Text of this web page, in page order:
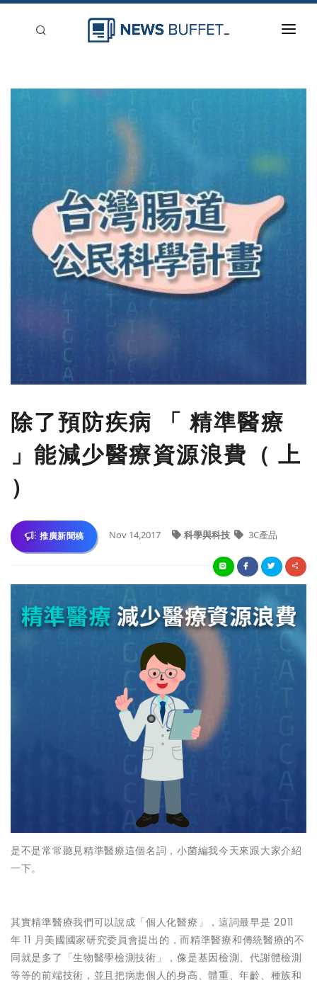
除了預防疾病 「 精準醫療
」能減少醫療資源浪費（ 上
）
推廣新聞稿 Nov 14,2017 科學與科技 3C產品
是不是常常聽見精準醫療這個名詞，小菌編我今天來跟大家介紹
一下。
其實精準醫療我們可以說成「個人化醫療」，這詞最早是 2011
年 11 月美國國家研究委員會提出的，而精準醫療和傳統醫療的不
同就是多了「生物醫學檢測技術」，像是基因檢測、代謝體檢測
等等的前端技術，並且把病患個人的身高、體重、年齡、種族和